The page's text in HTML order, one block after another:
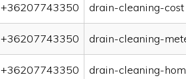
+36207743350 drain-cleaning-cost
+36207743350 drain-cleaning-
+36207743350 drain-cleaning-